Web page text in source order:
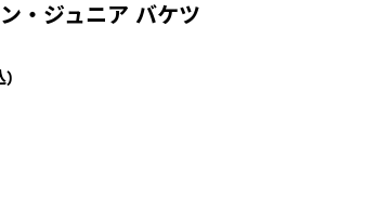
・ ジュニア バケツ
)